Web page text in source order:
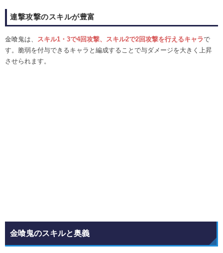
連撃攻撃のスキルが豊富
金喰鬼は、 スキル1・3で4回攻撃、スキル2で2回攻撃を行えるキャラで
す。脆弱を付与できるキャラと編成することで与ダメージを大きく上昇
させられます。
金喰鬼のスキルと奥義